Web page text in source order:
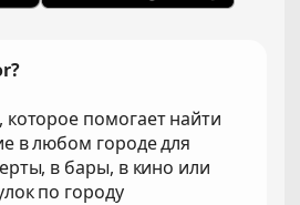
помогает найти
в любом городе для
в бары, в кино или
по городу